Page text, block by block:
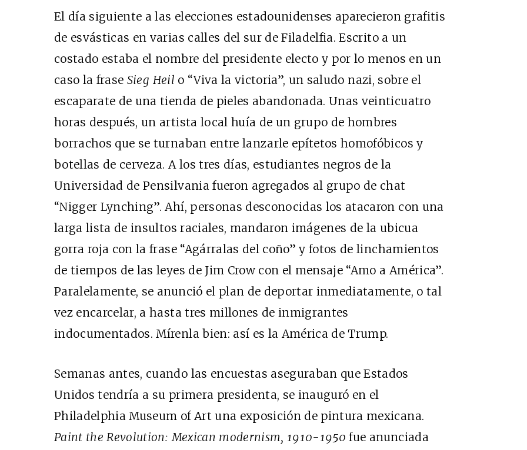
El día siguiente a las elecciones estadounidenses aparecieron grafitis
de esvásticas en varias calles del sur de Filadelfia. Escrito a un
costado estaba el nombre del presidente electo y por lo menos en un
caso la frase Sieg Heil o “Viva la victoria”, un saludo nazi, sobre el
escaparate de una tienda de pieles abandonada. Unas veinticuatro
horas después, un artista local huía de un grupo de hombres
borrachos que se turnaban entre lanzarle epítetos homofóbicos y
botellas de cerveza. A los tres días, estudiantes negros de la
Universidad de Pensilvania fueron agregados al grupo de chat
“Nigger Lynching”. Ahí, personas desconocidas los atacaron con una
larga lista de insultos raciales, mandaron imágenes de la ubicua
gorra roja con la frase “Agárralas del coño” y fotos de linchamientos
de tiempos de las leyes de Jim Crow con el mensaje “Amo a América”.
Paralelamente, se anunció el plan de deportar inmediatamente, o tal
vez encarcelar, a hasta tres millones de inmigrantes
indocumentados. Mírenla bien: así es la América de Trump.
Semanas antes, cuando las encuestas aseguraban que Estados
Unidos tendría a su primera presidenta, se inauguró en el
Philadelphia Museum of Art una exposición de pintura mexicana.
Paint the Revolution: Mexican modernism, 1910-1950 fue anunciada